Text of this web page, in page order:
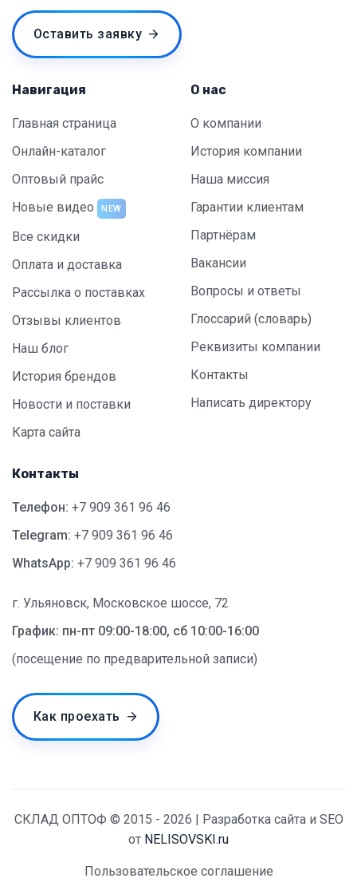
Оставить заявку
Навигация
Главная страница
Онлайн-каталог
Оптовый прайс
Новые видео
NEW
Все скидки
Оплата и доставка
Рассылка о поставках
Отзывы клиентов
Наш блог
История брендов
Новости и поставки
Карта сайта
О нас
О компании
История компании
Наша миссия
Гарантии клиентам
Партнёрам
Вакансии
Вопросы и ответы
Глоссарий (словарь)
Реквизиты компании
Контакты
Написать директору
Контакты
Телефон: +7 909 361 96 46
Telegram: +7 909 361 96 46
WhatsApp: +7 909 361 96 46
г. Ульяновск, Московское шоссе, 72
График: пн-пт 09:00-18:00, сб 10:00-16:00
(посещение по предварительной записи)
Как проехать
СКЛАД ОПТОФ © 2015 - 2026 | Разработка сайта и SEO
от NELISOVSKI.ru
Пользовательское соглашение